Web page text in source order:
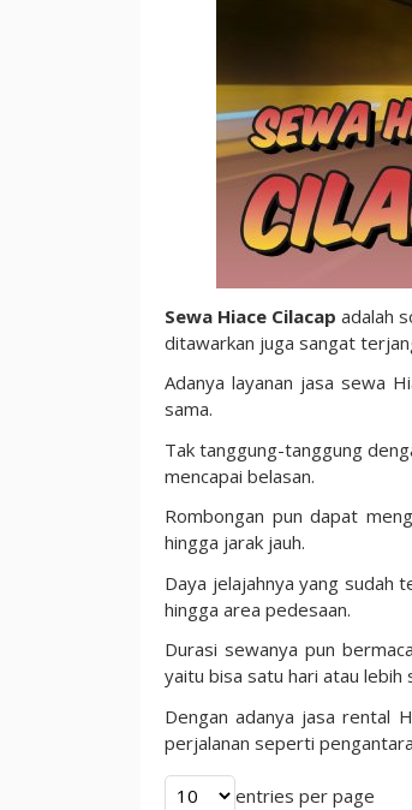
Sewa Hiace Cilacap adalah
ditawarkan juga sangat
Adanya layanan jasa sewa
sama.
Tak tanggung-tanggung
mencapai belasan.
Rombongan pun dapat
hingga jarak jauh.
Daya jelajahnya yang sudah
hingga area pedesaan.
Durasi sewanya pun
yaitu bisa satu hari atau lebih
Dengan adanya jasa rental
perjalanan seperti
entries per page